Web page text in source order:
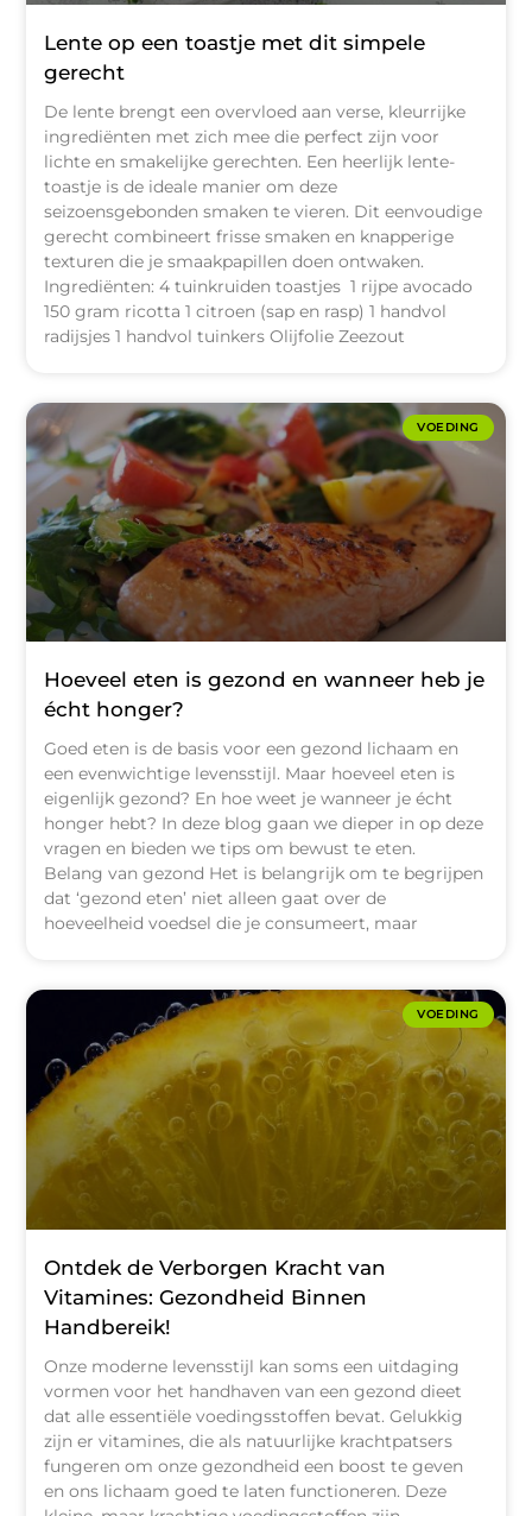
Lente op een toastje met dit simpele
gerecht
De lente brengt een overvloed aan verse, kleurrijke
ingrediënten met zich mee die perfect zijn voor
lichte en smakelijke gerechten. Een heerlijk lente-
toastje is de ideale manier om deze
seizoensgebonden smaken te vieren. Dit eenvoudige
gerecht combineert frisse smaken en knapperige
texturen die je smaakpapillen doen ontwaken.
Ingrediënten: 4 tuinkruiden toastjes 1 rijpe avocado
150 gram ricotta 1 citroen (sap en rasp) 1 handvol
radijsjes 1 handvol tuinkers Olijfolie Zeezout
VOEDING
Hoeveel eten is gezond en wanneer heb je
écht honger?
Goed eten is de basis voor een gezond lichaam en
een evenwichtige levensstijl. Maar hoeveel eten is
eigenlijk gezond? En hoe weet je wanneer je écht
honger hebt? In deze blog gaan we dieper in op deze
vragen en bieden we tips om bewust te eten.
Belang van gezond Het is belangrijk om te begrijpen
dat ‘gezond eten’ niet alleen gaat over de
hoeveelheid voedsel die je consumeert, maar
VOEDING
Ontdek de Verborgen Kracht van
Vitamines: Gezondheid Binnen
Handbereik!
Onze moderne levensstijl kan soms een uitdaging
vormen voor het handhaven van een gezond dieet
dat alle essentiële voedingsstoffen bevat. Gelukkig
zijn er vitamines, die als natuurlijke krachtpatsers
fungeren om onze gezondheid een boost te geven
en ons lichaam goed te laten functioneren. Deze